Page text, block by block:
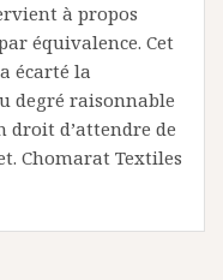
à propos
équivalence. Cet
écarté la
degré raisonnable
droit d’attendre de
Chomarat Textiles